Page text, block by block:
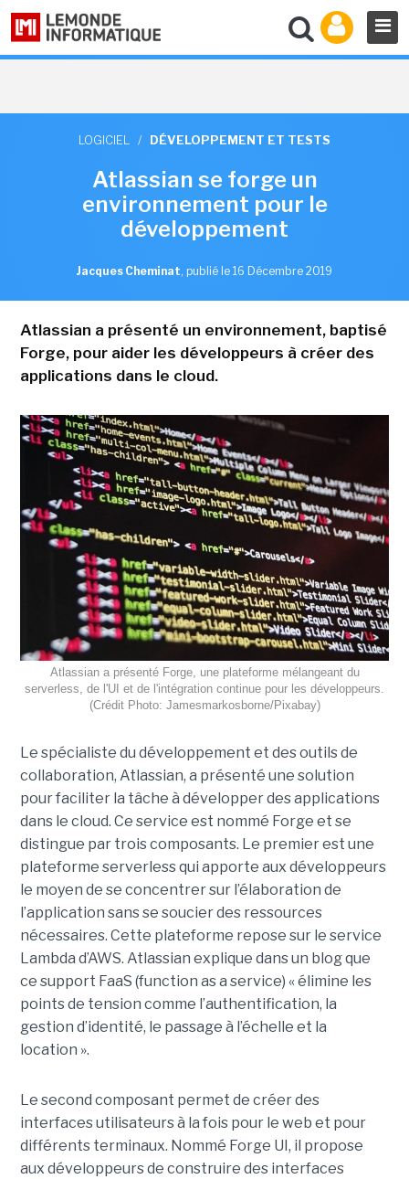
LOGICIEL / DÉVELOPPEMENT ET TESTS
Atlassian se forge un
environnement pour le
développement
Jacques Cheminat, publié le 16 Décembre 2019
Atlassian a présenté un environnement, baptisé
Forge, pour aider les développeurs à créer des
applications dans le cloud.
Atlassian a présenté Forge, une plateforme mélangeant du
serverless, de l'UI et de l'intégration continue pour les développeurs.
(Crédit Photo: Jamesmarkosborne/Pixabay)
Le spécialiste du développement et des outils de
collaboration, Atlassian, a présenté une solution
pour faciliter la tâche à développer des applications
dans le cloud. Ce service est nommé Forge et se
distingue par trois composants. Le premier est une
plateforme serverless qui apporte aux développeurs
le moyen de se concentrer sur l’élaboration de
l’application sans se soucier des ressources
nécessaires. Cette plateforme repose sur le service
Lambda d’AWS. Atlassian explique dans un blog que
ce support FaaS (function as a service) « élimine les
points de tension comme l’authentification, la
gestion d’identité, le passage à l’échelle et la
location ».
Le second composant permet de créer des
interfaces utilisateurs à la fois pour le web et pour
différents terminaux. Nommé Forge UI, il propose
aux développeurs de construire des interfaces